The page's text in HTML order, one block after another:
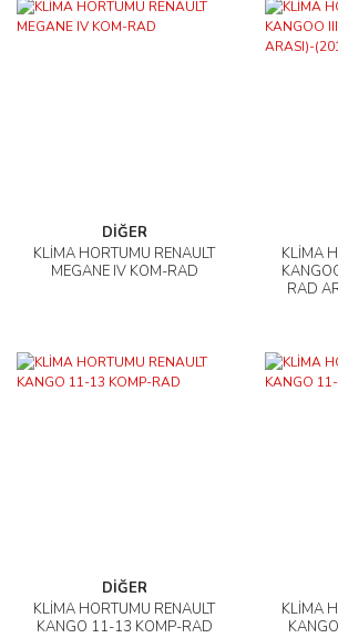
DİĞER
KLİMA HORTUMU RENAULT
MEGANE IV KOM-RAD
KLİMA
RAD
DİĞER
KLİMA HORTUMU RENAULT
KANGO 11-13 KOMP-RAD
KLİMA